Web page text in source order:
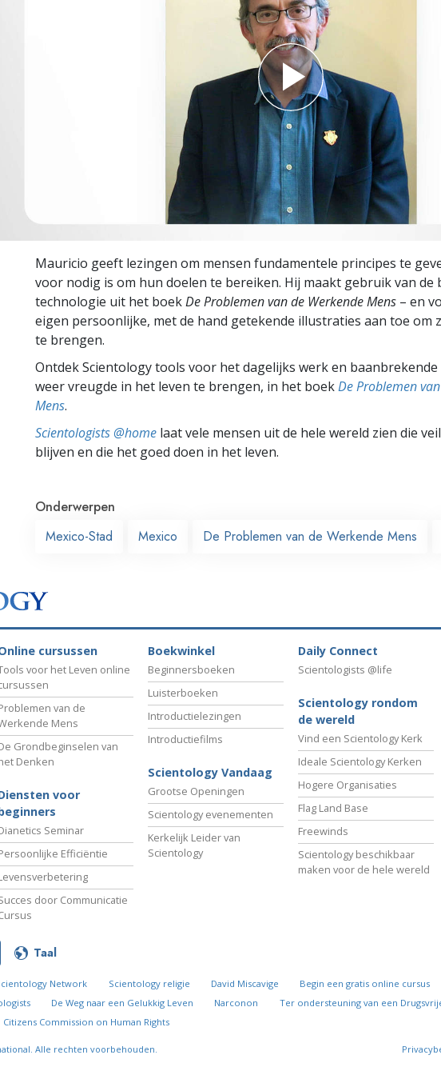
Mauricio geeft lezingen om mensen fundamentele principes te
voor nodig is om hun doelen te bereiken. Hij maakt gebruik van de
technologie uit het boekDe Problemen van de Werkende Mens – en
eigen persoonlijke, met de hand getekende illustraties aan toe om
te brengen.
Ontdek Scientology tools voor het dagelijks werk en baanbrekende
weer vreugde in het leven te brengen, in het boekDe Problemen
Mens.
Scientologists @home laat vele mensen uit de hele wereld zien die
blijven en die het goed doen in het leven.
Onderwerpen
Mexico-Stad
Mexico De Problemen van de Werkende Mens
cursussen
voor het Leven online
van de
Mens
Grondbeginselen van
Denken
voor
Seminar
Efficiëntie
door Communicatie
Boekwinkel
Beginnersboeken
Luisterboeken
Introductielezingen
Introductiefilms
Scientology Vandaag
Grootse Openingen
Scientology evenementen
Kerkelijk Leider van
Scientology
Daily Connect
Scientologists @life
Scientology rondom
de wereld
Vind een Scientology Kerk
Ideale Scientology Kerken
Hogere Organisaties
Flag Land Base
Freewinds
Scientology beschikbaar
maken voor de hele wereld
Taal
Network Scientology religie David Miscavige Begin een gratis online cursus
De Weg naar een Gelukkig Leven Narconon Ter ondersteuning van een
Citizens Commission on Human Rights
Alle rechten voorbehouden.